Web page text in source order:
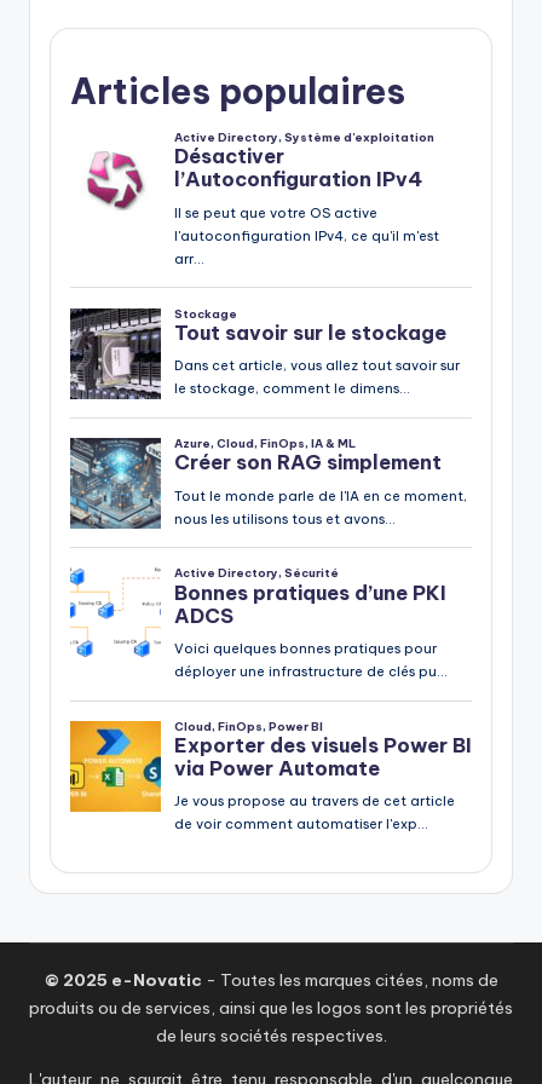
Articles populaires
© 2025 e-Novatic - Toutes les marques citées, noms de
produits ou de services, ainsi que les logos sont les propriétés
de leurs sociétés respectives.
L'auteur ne saurait être tenu responsable d'un quelconque